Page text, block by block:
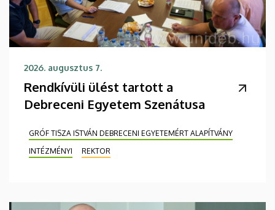
2026. augusztus 7.
Rendkívüli ülést tartott a
Debreceni Egyetem Szenátusa
GRÓF TISZA ISTVÁN DEBRECENI EGYETEMÉRT ALAPÍTVÁNY
INTÉZMÉNYI
REKTOR